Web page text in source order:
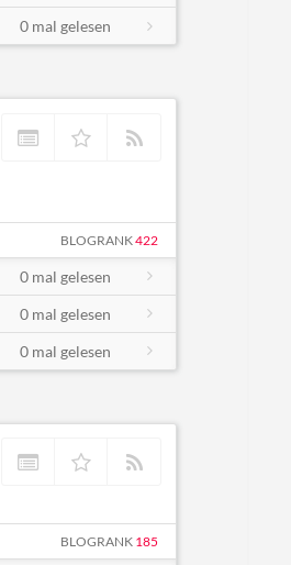
0 mal gelesen
BLOGRANK422
0 mal gelesen
0 mal gelesen
0 mal gelesen
BLOGRANK 185